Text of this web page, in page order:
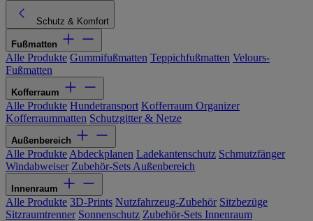
Schutz & Komfort
Fußmatten
Alle Produkte Gummifußmatten Teppichfußmatten Velours-
Fußmatten
Kofferraum
Alle Produkte Hundetransport Kofferraum Organizer
Kofferraummatten Schutzgitter & Netze
Außenbereich
Alle Produkte Abdeckplanen Ladekantenschutz Schmutzfänger
Windabweiser Zubehör-Sets Außenbereich
Innenraum
Alle Produkte 3D-Prints Nutzfahrzeug-Zubehör Sitzbezüge
Sitzraumtrenner Sonnenschutz Zubehör-Sets Innenraum